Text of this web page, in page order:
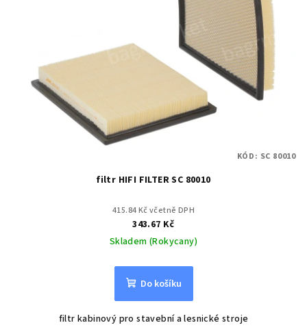
filtr HIFI FILTER SC 80010
415.84 Kč včetně DPH
343.67 Kč
Skladem (Rokycany)
Do košíku
filtr kabinový pro stavební a lesnické stroje
KÓD: SC 80010